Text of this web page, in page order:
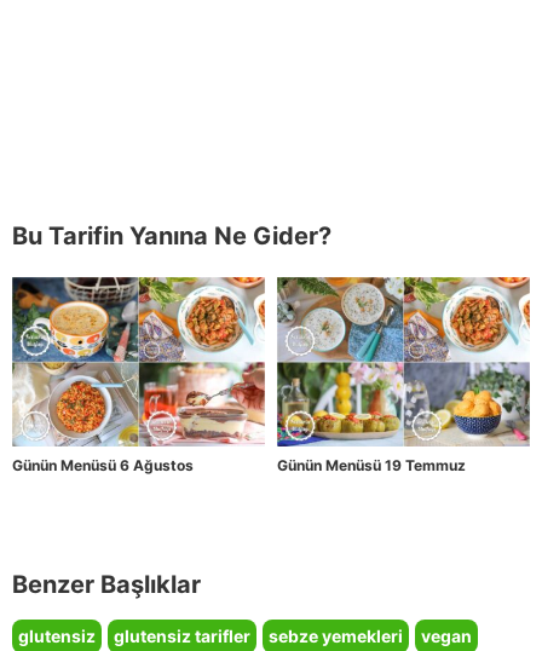
Bu Tarifin Yanına Ne Gider?
Günün Menüsü 6 Ağustos Günün Menüsü 19 Temmuz
Benzer Başlıklar
glutensiz glutensiz tarifler sebze yemekleri
vegan